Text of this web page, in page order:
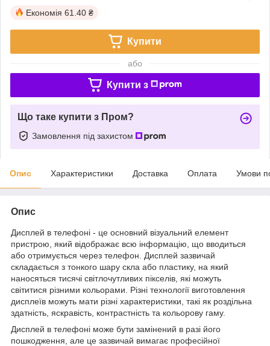
Економія 61.40 ₴
Купити
або
Купити з
Що таке купити з Пром?
Замовлення під захистом
Опис Характеристики Доставка Оплата Умови
Опис
Дисплей в телефоні - це основний візуальний елемент
пристрою, який відображає всю інформацію, що вводиться
або отримується через телефон. Дисплей зазвичай
складається з тонкого шару скла або пластику, на який
наносяться тисячі світлочутливих пікселів, які можуть
світитися різними кольорами. Різні технології виготовлення
дисплеїв можуть мати різні характеристики, такі як роздільна
здатність, яскравість, контрастність та кольорову гаму.
Дисплей в телефоні може бути замінений в разі його
пошкодження, але це зазвичай вимагає професійної